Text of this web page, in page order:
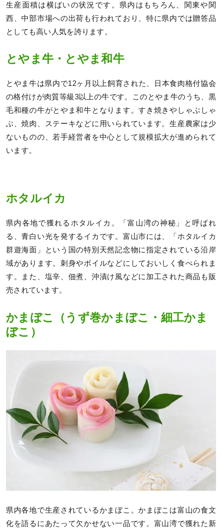
生産面積は横ばいの状況です。県内はもちろん、関東や関
西、中部市場への出荷も行われており、特に県内では贈答品
としても高い人気を誇ります。
とやま牛・とやま和牛
とやま牛は県内で12ヶ月以上飼育された、日本食肉格付協会
の格付けが肉質等級3以上の牛です。このとやま牛のうち、黒
毛和種の牛がとやま和牛となります。すき焼きやしゃぶしゃ
ぶ、焼肉、ステーキなどに用いられています。生産農家は少
ないものの、若手経営者を中心として規模拡大が進められて
います。
ホタルイカ
県内各地で獲れるホタルイカ。「富山湾の神秘」と呼ばれ
る、青白い光を発するイカです。富山市には、「ホタルイカ
群遊海面」という国の特別天然記念物に指定されている沿岸
域があります。刺身やボイルなどにしておいしく食べられま
す。また、塩辛、佃煮、沖漬け風などに加工された商品も販
売されています。
かまぼこ（うず巻かまぼこ・細工かま
ぼこ）
県内各地で生産されているかまぼこ。かまぼこは富山の食文
化を語るにあたって欠かせない一品です。富山湾で獲れた新